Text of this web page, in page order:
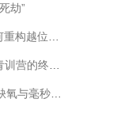
劫”
的视觉逻辑》
终极选拔
秒级裁决**